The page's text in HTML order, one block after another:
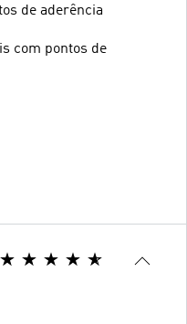
de aderência
com pontos de